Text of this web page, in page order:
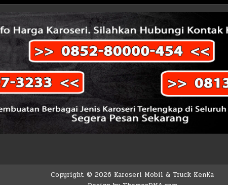
Copyright © 2026 Karoseri Mobil & Truck KenKa